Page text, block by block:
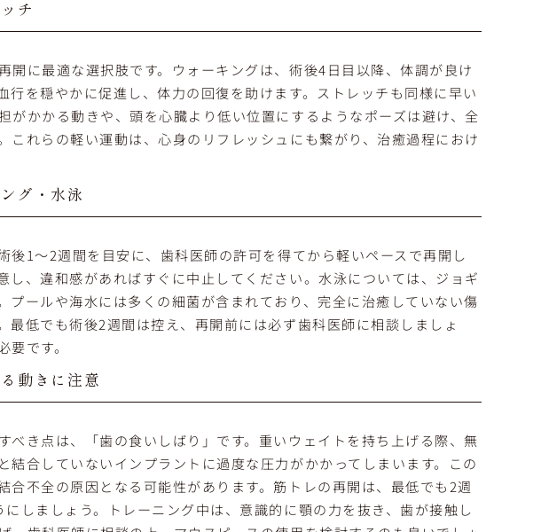
チ
開に最適な選択肢です。ウォーキングは、術後4日目以降、体調が良け
行を穏やかに促進し、体力の回復を助けます。ストレッチも同様に早い
がかかる動きや、頭を心臓より低い位置にするようなポーズは避け、全
これらの軽い運動は、心身のリフレッシュにも繋がり、治癒過程におけ
グ・水泳
後1～2週間を目安に、歯科医師の許可を得てから軽いペースで再開し
し、違和感があればすぐに中止してください。水泳については、ジョギ
プールや海水には多くの細菌が含まれており、完全に治癒していない傷
最低でも術後2週間は控え、再開前には必ず歯科医師に相談しましょ
です。
動きに注意
べき点は、「歯の食いしばり」です。重いウェイトを持ち上げる際、無
結合していないインプラントに過度な圧力がかかってしまいます。この
合不全の原因となる可能性があります。筋トレの再開は、最低でも2週
しましょう。トレーニング中は、意識的に顎の力を抜き、歯が接触し